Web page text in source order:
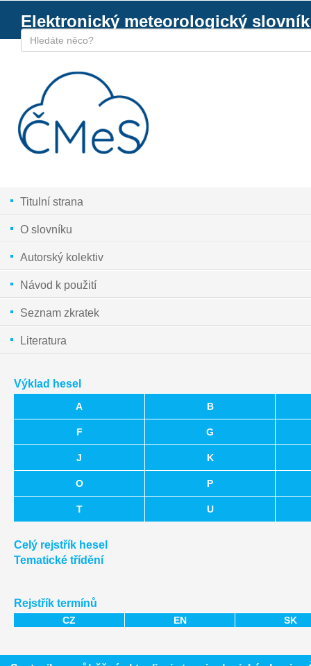
Elektronický meteorologický slovník
Titulní strana
O slovníku
Autorský kolektiv
Návod k použití
Seznam zkratek
Literatura
Výklad hesel
A B
F G
J K
O P
T U
Celý rejstřík hesel
Tematické třídění
Rejstřík termínů
CZ EN SK